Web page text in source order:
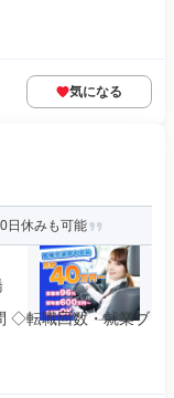
気になる
日休みも可能
◇転職回数・就業ブ